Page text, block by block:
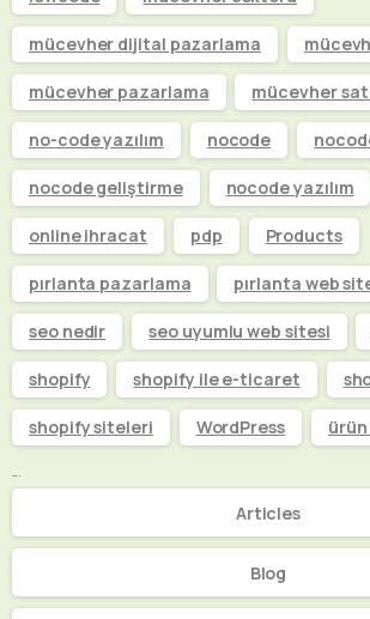
mücevher dijital pazarlama
mücevher pazarlama mücevher
no-code yazılım nocode
nocode geliştirme nocode yazılım
online ihracat pdp Products
pırlanta pazarlama pırlanta web
seo nedir seo uyumlu web sitesi
shopify shopify ile e-ticaret
shopify siteleri WordPress ürün
Articles
Blog